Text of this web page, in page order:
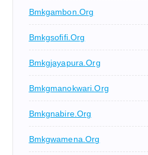
Bmkgambon.org
Bmkgsofifi.org
Bmkgjayapura.org
Bmkgmanokwari.org
Bmkgnabire.org
Bmkgwamena.org